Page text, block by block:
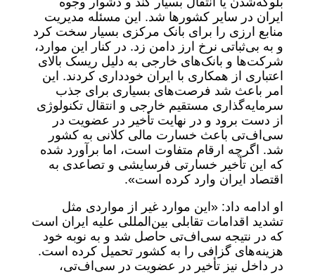
ایران در سایر کشورها شد. این مسئله مدیریت
منابع ارزی را برای بانک مرکزی بسیار سخت کرد
و به بی‌ثباتی نرخ ارز دامن زد. در کنار این موارد،
شرکت‌ها و بانک‌های خارجی به دلیل ریسک بالای
اعتباری از همکاری با ایران خودداری کردند. این
امر باعث شد فرصت‌های بسیاری برای جذب
سرمایه‌گذاری مستقیم خارجی و انتقال تکنولوژی
از دست برود و در نهایت تأخیر در عضویت در
سی‌اف‌تی باعث خسارت مالی کلانی به کشور
شد. اگرچه ارقام متفاوت است، اما برآورد شده
که این تأخیر خسارتی فرسایشی و تصاعدی به
اقتصاد ایران وارد کرده است».
او ادامه داد: «این موارد غیر از مواردی مثل
تشدید اقدامات تقابلی بین‌المللی علیه ایران است
که در نتیجه سی‌اف‌تی حاصل شد و به نوبه خود
هزینه‌های گزافی را به کشور تحمیل کرده است.
در داخل نیز تأخیر در عضویت در سی‌اف‌تی،